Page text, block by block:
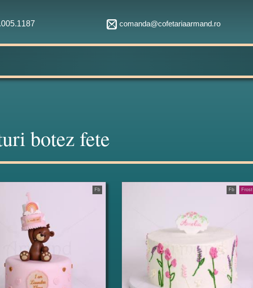
comanda@cofetariaarmand.ro
botez fete
Fb Frost
Fb